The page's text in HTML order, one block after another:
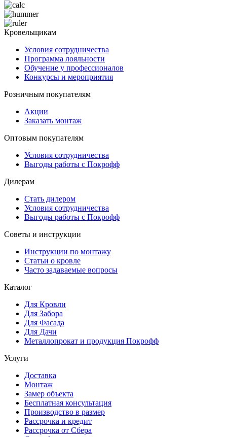
Кровельщикам
Условия сотрудничества
Программа лояльности
Обучение у профессионалов
Конкурсы и мероприятия
Розничным покупателям
Акции
Заказать монтаж
Оптовым покупателям
Условия сотрудничества
Выгоды работы с Покрофф
Дилерам
Стать дилером
Условия сотрудничества
Выгоды работы с Покрофф
Советы и инструкции
Инструкции по монтажу
Статьи о кровле
Часто задаваемые вопросы
Каталог
Для Кровли
Для Забора
Для Фасада
Для Дачи
Металлопрокат и продукция Покрофф
Услуги
Доставка
Монтаж
Замер объекта
Бесплатная консультация
Производство в размер
Рассрочка и кредит
Рассрочка от Сбера